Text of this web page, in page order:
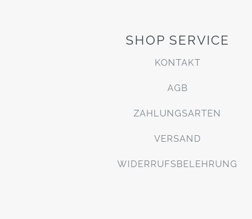
SHOP SERVICE
KONTAKT
AGB
ZAHLUNGSARTEN
VERSAND
WIDERRUFSBELEHRUNG